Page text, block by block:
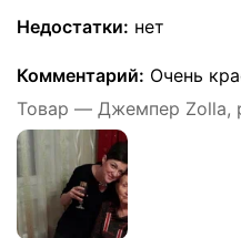
Недостатки: нет
Комментарий: Очень
Товар — Джемпер Zolla,